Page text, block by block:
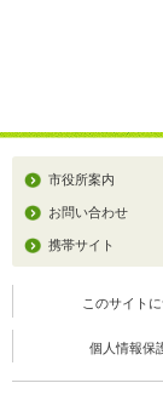
市役所案内
お問い合わせ
携帯サイト
このサイト
個人情報保